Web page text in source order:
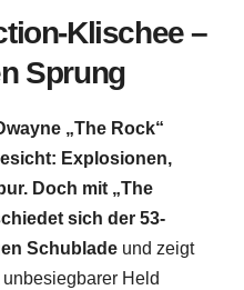
Klischee –
Sprung
„The Rock“
Explosionen,
Doch mit „The
sich der 53-
Schublade und zeigt
Held